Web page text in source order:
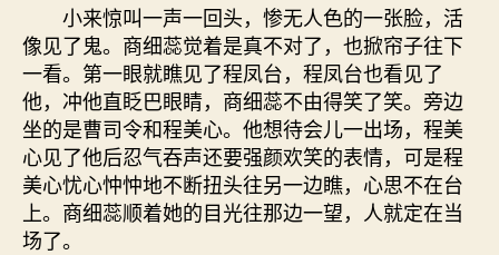
小来惊叫一声一回头，惨无人色的一张脸，活
像见了鬼。商细蕊觉着是真不对了，也掀帘子往下
一看。第一眼就瞧见了程凤台，程凤台也看见了
他，冲他直眨巴眼睛，商细蕊不由得笑了笑。旁边
坐的是曹司令和程美心。他想待会儿一出场，程美
心见了他后忍气吞声还要强颜欢笑的表情，可是程
美心忧心忡忡地不断扭头往另一边瞧，心思不在台
上。商细蕊顺着她的目光往那边一望，人就定在当
场了。